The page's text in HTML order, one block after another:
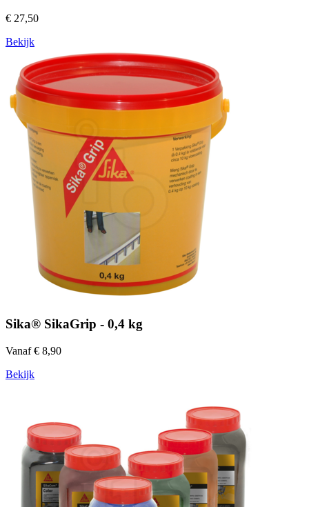
€ 27,50
Bekijk
Sika® SikaGrip - 0,4 kg
Vanaf € 8,90
Bekijk